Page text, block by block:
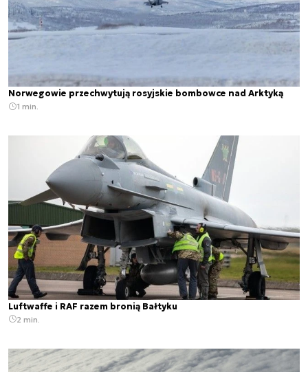
Norwegowie przechwytują rosyjskie bombowce nad Arktyką
1 min.
Luftwaffe i RAF razem bronią Bałtyku
2 min.